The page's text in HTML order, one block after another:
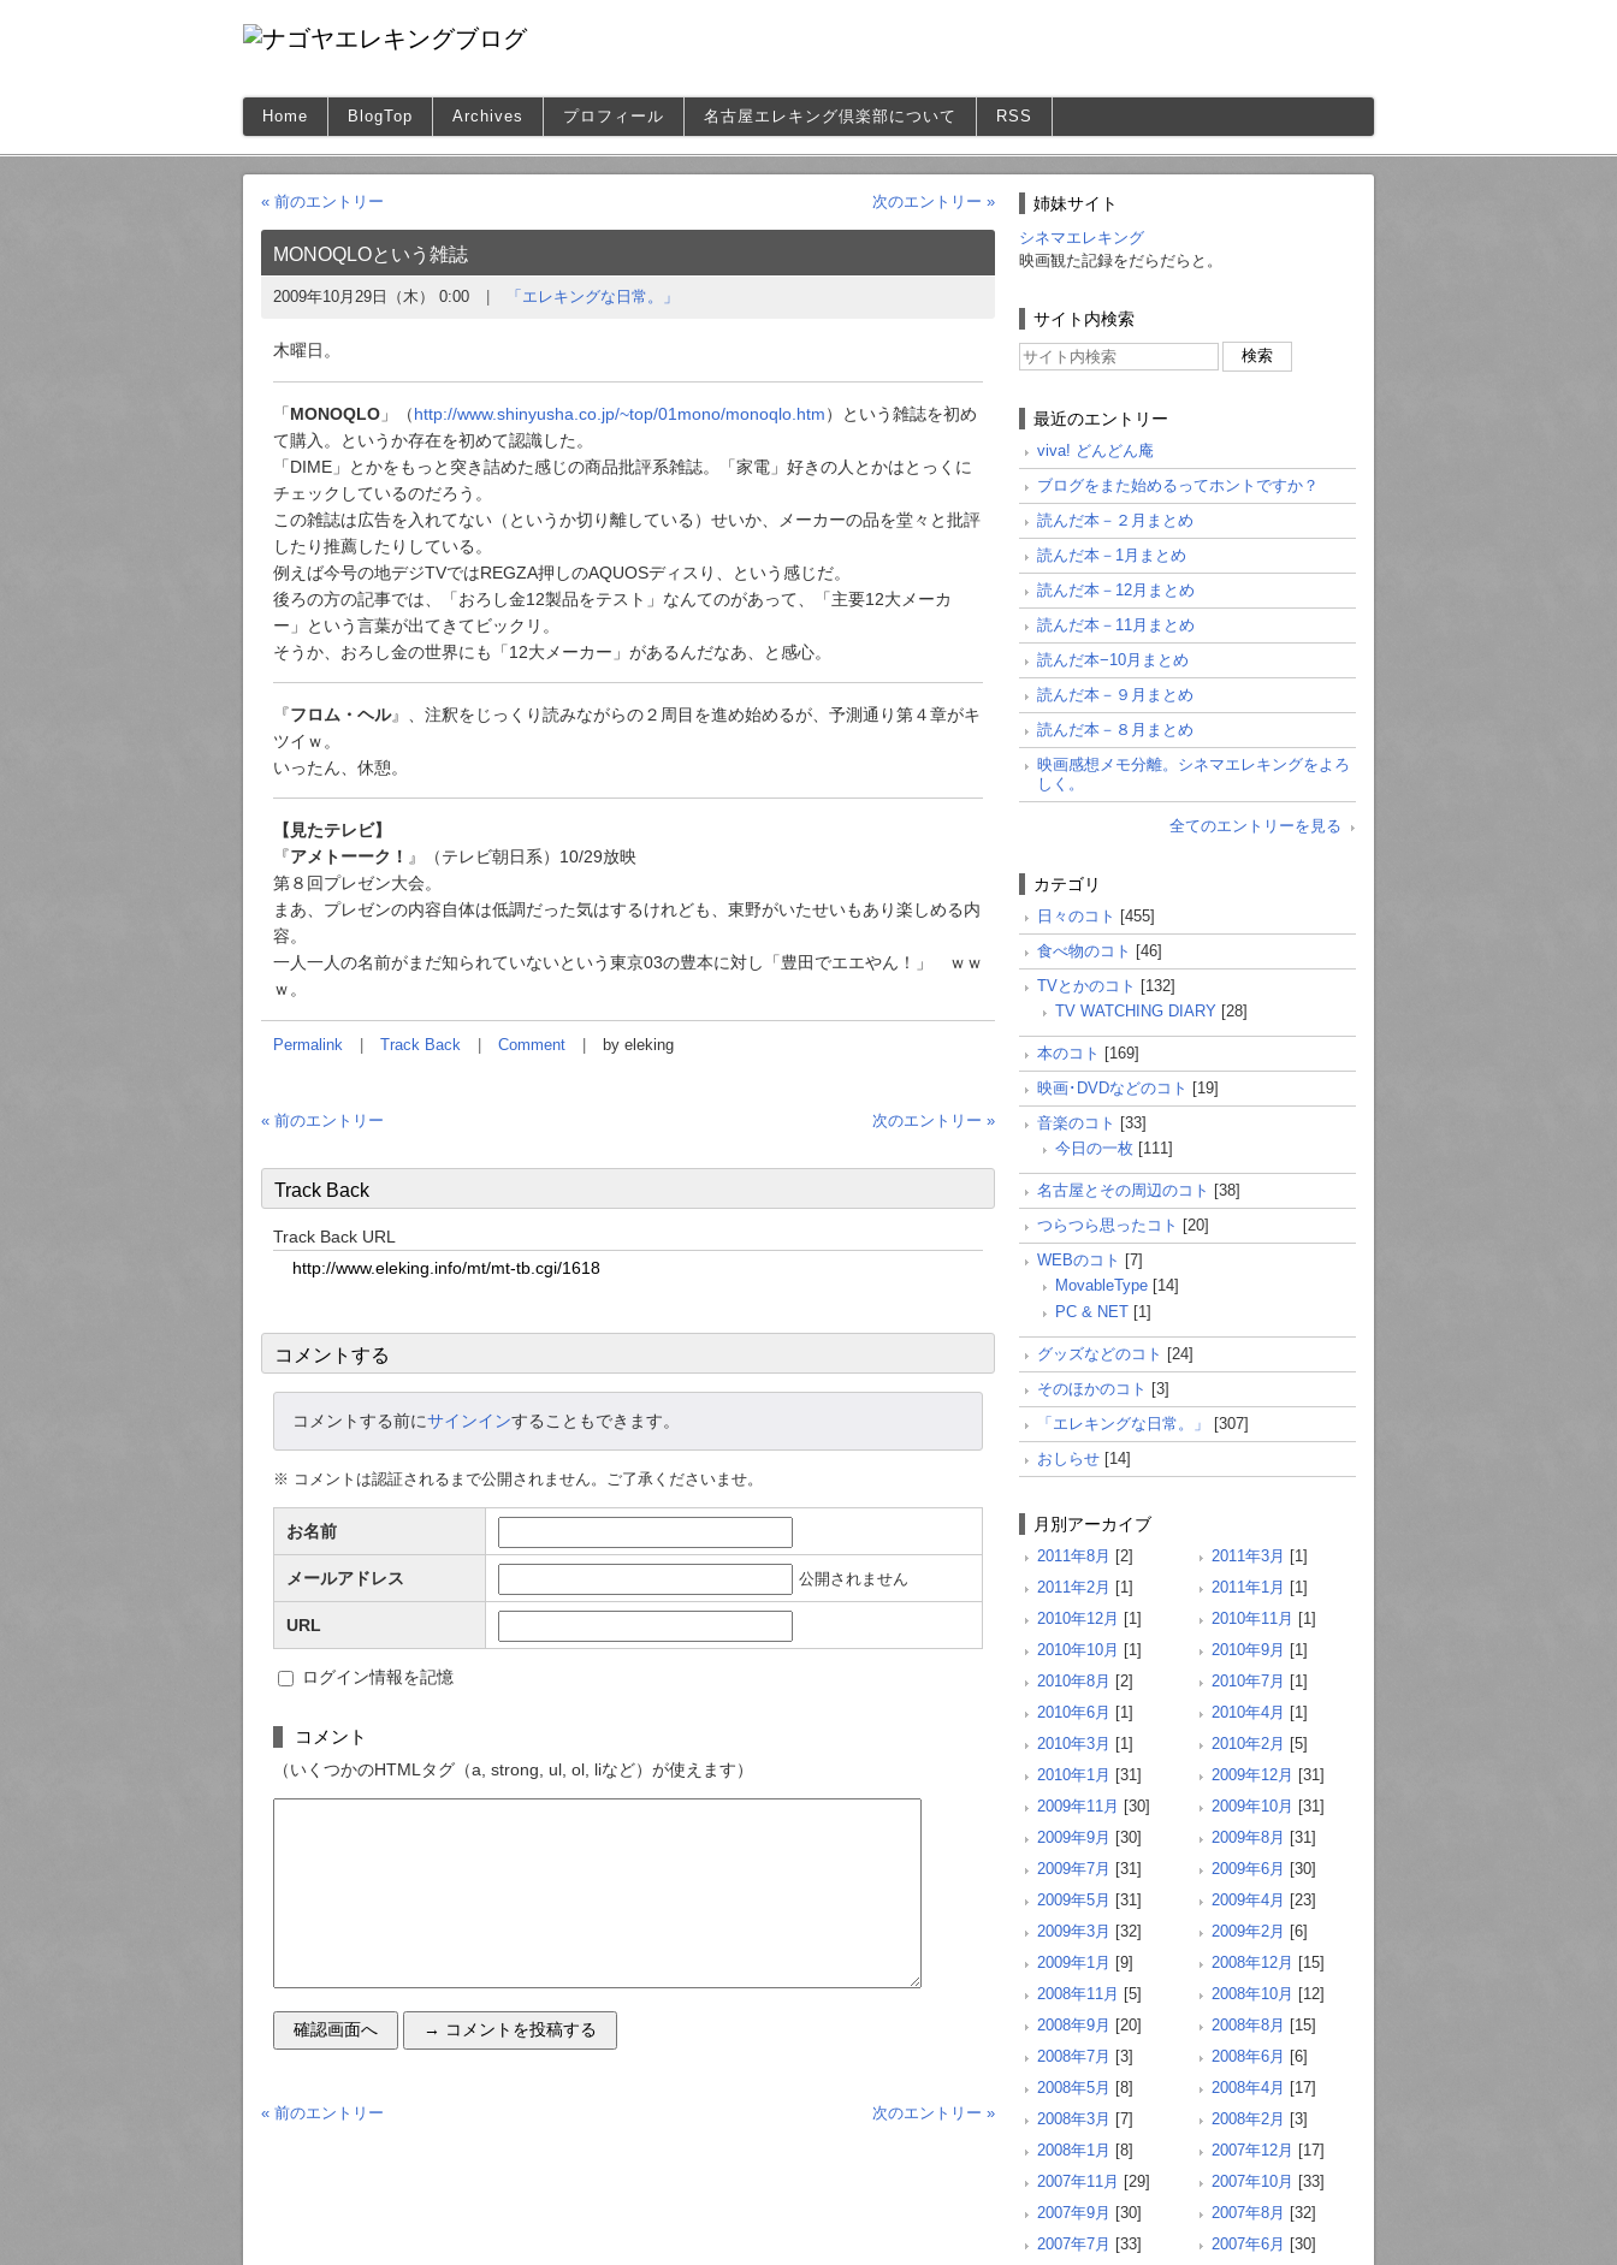
Home BlogTop Archives プロフィール 名古屋エレキング倶楽部について RSS
« 前のエントリー 次のエントリー »
MONOQLOという雑誌
2009年10月29日（木） 0:00 「エレキングな日常。」
木曜日。
「MONOQLO 」（http://www.shinyusha.co.jp/~top/01mono/monoqlo.htm）という雑誌を初め
て購入。というか存在を初めて認識した。
「DIME」とかをもっと突き詰めた感じの商品批評系雑誌。「家電」好きの人とかはとっくに
チェックしているのだろう。
この雑誌は広告を入れてない（というか切り離している）せいか、メーカーの品を堂々と批評
したり推薦したりしている。
例えば今号の地デジTVではREGZA押しのAQUOSディスり、という感じだ。
後ろの方の記事では、「おろし金12製品をテスト」なんてのがあって、「主要12大メーカ
ー」という言葉が出てきてビックリ。
そうか、おろし金の世界にも「12大メーカー」があるんだなあ、と感心。
『フロム・ヘル』、注釈をじっくり読みながらの２周目を進め始めるが、予測通り第４章がキ
ツイｗ。
いったん、休憩。
【見たテレビ】
『アメトーーク！ 』（テレビ朝日系）10/29放映
第８回プレゼン大会。
まあ、プレゼンの内容自体は低調だった気はするけれども、東野がいたせいもあり楽しめる内
容。
一人一人の名前がまだ知られていないという東京03の豊本に対し「豊田でエエやん！」 ｗｗ
ｗ。
Permalink Track Back Comment by eleking
« 前のエントリー 次のエントリー »
Track Back
Track Back URL
コメントする
コメントする前にサインインすることもできます。
※ コメントは認証されるまで公開されません。ご了承くださいませ。
お名前
メールアドレス 公開されません
URL
ログイン情報を記憶
コメント
（いくつかのHTMLタグ（a, strong, ul, ol, liなど）が使えます）
« 前のエントリー 次のエントリー »
姉妹サイト
シネマエレキング
映画観た記録をだらだらと。
サイト内検索
最近のエントリー
viva! どんどん庵
ブログをまた始めるってホントですか？
読んだ本－２月まとめ
読んだ本－1月まとめ
読んだ本－12月まとめ
読んだ本－11月まとめ
読んだ本−10月まとめ
読んだ本－９月まとめ
読んだ本－８月まとめ
映画感想メモ分離。シネマエレキングをよろ
しく。
全てのエントリーを見る
カテゴリ
日々のコト [455]
食べ物のコト [46]
TVとかのコト [132]
TV WATCHING DIARY [28]
本のコト [169]
映画･DVDなどのコト [19]
音楽のコト [33]
今日の一枚 [111]
名古屋とその周辺のコト [38]
つらつら思ったコト [20]
WEBのコト [7]
MovableType [14]
PC & NET [1]
グッズなどのコト [24]
そのほかのコト [3]
「エレキングな日常。」
[307]
おしらせ [14]
月別アーカイブ
2011年8月 [2] 2011年3月 [1]
2011年2月 [1] 2011年1月 [1]
2010年12月 [1] 2010年11月 [1]
2010年10月 [1] 2010年9月 [1]
2010年8月 [2] 2010年7月 [1]
2010年6月 [1] 2010年4月 [1]
2010年3月 [1] 2010年2月 [5]
2010年1月 [31] 2009年12月 [31]
2009年11月 [30] 2009年10月 [31]
2009年9月 [30] 2009年8月 [31]
2009年7月 [31] 2009年6月 [30]
2009年5月 [31] 2009年4月 [23]
2009年3月 [32] 2009年2月 [6]
2009年1月 [9] 2008年12月 [15]
2008年11月 [5] 2008年10月 [12]
2008年9月 [20] 2008年8月 [15]
2008年7月 [3] 2008年6月 [6]
2008年5月 [8] 2008年4月 [17]
2008年3月 [7] 2008年2月 [3]
2008年1月 [8] 2007年12月 [17]
2007年11月 [29] 2007年10月 [33]
2007年9月 [30] 2007年8月 [32]
2007年7月 [33] 2007年6月 [30]